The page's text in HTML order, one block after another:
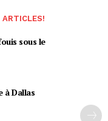
ARTICLES!
sous le
à Dallas